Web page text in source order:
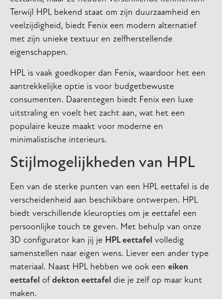
Terwijl HPL bekend staat om zijn duurzaamheid en
veelzijdigheid, biedt Fenix een modern alternatief
met zijn unieke textuur en zelfherstellende
eigenschappen.
HPL is vaak goedkoper dan Fenix, waardoor het een
aantrekkelijke optie is voor budgetbewuste
consumenten. Daarentegen biedt Fenix een luxe
uitstraling en voelt het zacht aan, wat het een
populaire keuze maakt voor moderne en
minimalistische interieurs.
Stijlmogelijkheden van HPL
Een van de sterke punten van een HPL eettafel is de
verscheidenheid aan beschikbare ontwerpen. HPL
biedt verschillende kleuropties om je eettafel een
persoonlijke touch te geven. Met behulp van onze
3D configurator kan jij je HPL eettafel volledig
samenstellen naar eigen wens. Liever een ander type
materiaal. Naast HPL hebben we ook een eiken
eettafel of dekton eettafel die je zelf op maar kunt
maken.